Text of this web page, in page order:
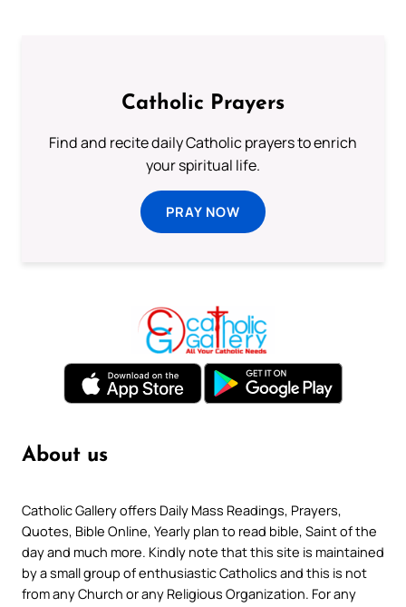
Catholic Prayers
Find and recite daily Catholic prayers to enrich
your spiritual life.
PRAY NOW
About us
Catholic Gallery offers Daily Mass Readings, Prayers,
Quotes, Bible Online, Yearly plan to read bible, Saint of the
day and much more. Kindly note that this site is maintained
by a small group of enthusiastic Catholics and this is not
from any Church or any Religious Organization. For any